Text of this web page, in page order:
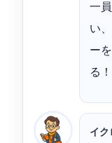
一
い
ー
る！
イク